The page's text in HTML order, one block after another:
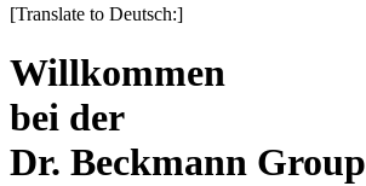
[Translate to Deutsch:]
Willkommen
bei der
Dr. Beckmann Group